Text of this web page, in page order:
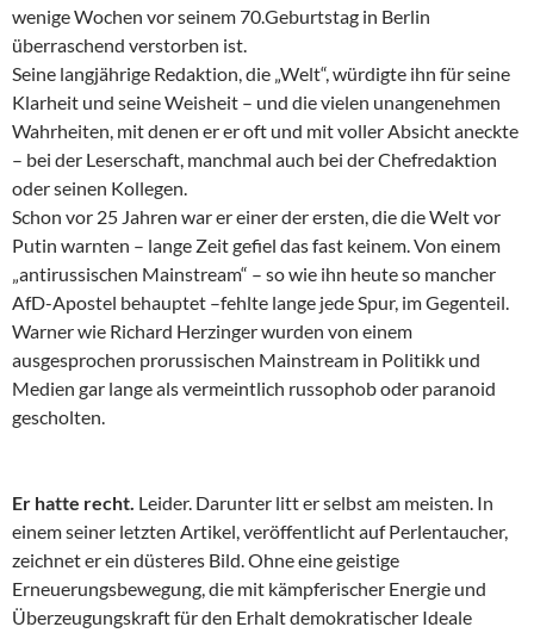
wenige Wochen vor seinem 70.Geburtstag in Berlin
überraschend verstorben ist.
Seine langjährige Redaktion, die „Welt“, würdigte ihn für seine
Klarheit und seine Weisheit – und die vielen unangenehmen
Wahrheiten, mit denen er er oft und mit voller Absicht aneckte
– bei der Leserschaft, manchmal auch bei der Chefredaktion
oder seinen Kollegen.
Schon vor 25 Jahren war er einer der ersten, die die Welt vor
Putin warnten – lange Zeit gefiel das fast keinem. Von einem
„antirussischen Mainstream“ – so wie ihn heute so mancher
AfD-Apostel behauptet –fehlte lange jede Spur, im Gegenteil.
Warner wie Richard Herzinger wurden von einem
ausgesprochen prorussischen Mainstream in Politikk und
Medien gar lange als vermeintlich russophob oder paranoid
gescholten.
Er hatte recht. Leider. Darunter litt er selbst am meisten. In
einem seiner letzten Artikel, veröffentlicht auf Perlentaucher,
zeichnet er ein düsteres Bild. Ohne eine geistige
Erneuerungsbewegung, die mit kämpferischer Energie und
Überzeugungskraft für den Erhalt demokratischer Ideale